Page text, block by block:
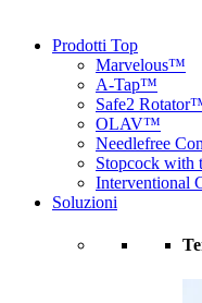
Prodotti Top
Marvelous™
A-Tap™
Safe2
OLAV™
Needlefree
Stopcock with
Interventional
Soluzioni